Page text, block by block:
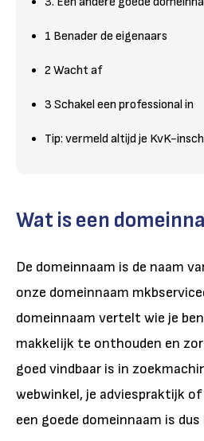
1 Benader de eigenaars
2 Wacht af
3 Schakel een professional in
Tip: vermeld altijd je KvK-
Wat is een
De domeinnaam is de naam
onze domeinnaam
domeinnaam vertelt wie je
makkelijk te onthouden en
goed vindbaar is in
webwinkel, je adviespraktijk
een goede domeinnaam is